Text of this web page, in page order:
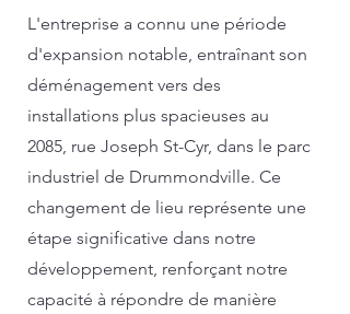
L'entreprise a connu une période
d'expansion notable, entraînant son
déménagement vers des
installations plus spacieuses au
2085, rue Joseph St-Cyr, dans le parc
industriel de Drummondville. Ce
changement de lieu représente une
étape significative dans notre
développement, renforçant notre
capacité à répondre de manière